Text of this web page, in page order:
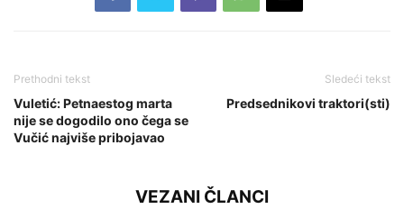
Prethodni tekst
Vuletić: Petnaestog marta
nije se dogodilo ono čega se
Vučić najviše pribojavao
Sledeći tekst
Predsednikovi traktori(sti)
VEZANI ČLANCI